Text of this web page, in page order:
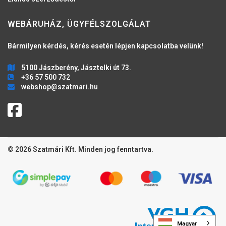
WEBÁRUHÁZ, ÜGYFÉLSZOLGÁLAT
Bármilyen kérdés, kérés esetén lépjen kapcsolatba velünk!
5100 Jászberény, Jásztelki út 73.
+36 57 500 732
webshop@szatmari.hu
© 2026 Szatmári Kft. Minden jog fenntartva.
Magyar